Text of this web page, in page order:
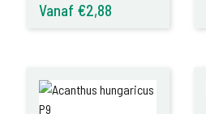
Vanaf €2,88